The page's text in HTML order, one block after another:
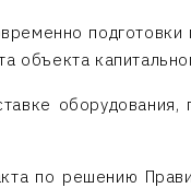
объекта
оборудования,
по решению